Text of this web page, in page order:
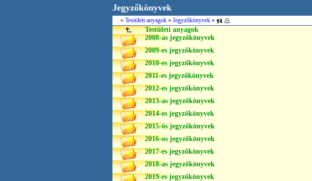
Jegyzőkönyvek
. » Testületi anyagok » Jegyzőkönyvek »
Testületi anyagok
2008-as jegyzőkönyvek
2009-es jegyzőkönyvek
2010-es jegyzőkönyvek
2011-es jegyzőkönyvek
2012-es jegyzőkönyvek
2013-as jegyzőkönyvek
2014-es jegyzőkönyvek
2015-ös jegyzőkönyvek
2016-os jegyzőkönyvek
2017-es jegyzőkönyvek
2018-as jegyzőkönyvek
2019-es jegyzőkönyvek